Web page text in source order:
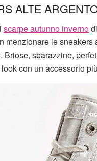
ALTE
scarpe autunno inverno
menzionare le sneakers
Briose, sbarazzine,
con un accessorio